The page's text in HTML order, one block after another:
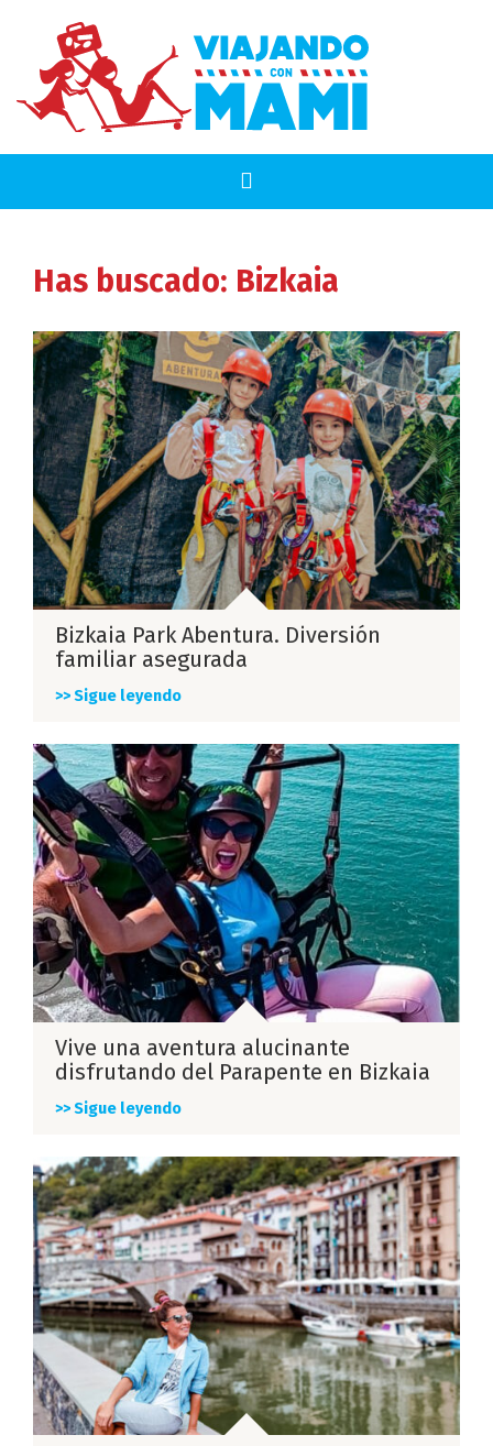
Has buscado: Bizkaia
Bizkaia Park Abentura. Diversión
familiar asegurada
>> Sigue leyendo
Vive una aventura alucinante
disfrutando del Parapente en Bizkaia
>> Sigue leyendo